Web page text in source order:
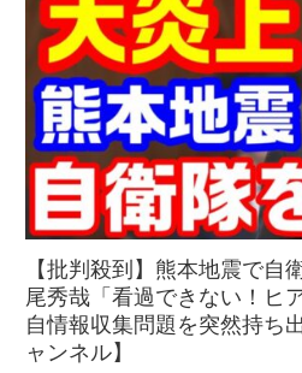
【批判殺到】熊本地震で
尾秀哉「看過できない！ヒ
自情報収集問題を突然持ち
ャンネル】